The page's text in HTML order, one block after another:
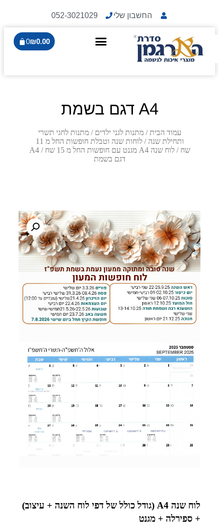
החשבון שלי 052-3021029
₪0.00
0
A4 דגם בשמת
עמוד הבית /מתנות לגני ילדים /מתנות לחגי תשרי
ותחילת שנה /
לוחות שנה וטבלת חופשות החל מ 11
שח /לוח שנה A4 מגנט עם חופשות החל מ 15 שח
/ A4
דגם בשמת
לוח שנה A4 (גודל כולל של דפי לוח השנה + עיצוב)
+ ספירלה + מגנט